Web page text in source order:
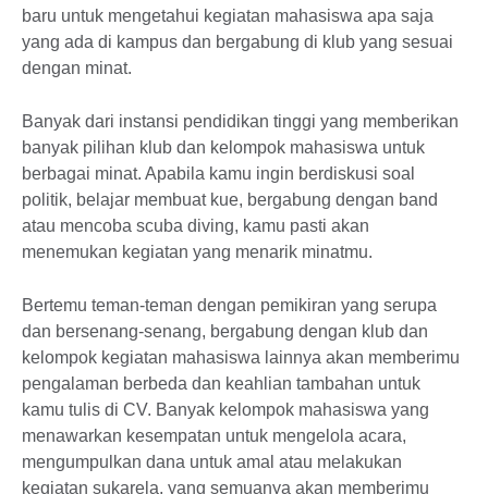
baru untuk mengetahui kegiatan mahasiswa apa saja
yang ada di kampus dan bergabung di klub yang sesuai
dengan minat.
Banyak dari instansi pendidikan tinggi yang memberikan
banyak pilihan klub dan kelompok mahasiswa untuk
berbagai minat. Apabila kamu ingin berdiskusi soal
politik, belajar membuat kue, bergabung dengan band
atau mencoba scuba diving, kamu pasti akan
menemukan kegiatan yang menarik minatmu.
Bertemu teman-teman dengan pemikiran yang serupa
dan bersenang-senang, bergabung dengan klub dan
kelompok kegiatan mahasiswa lainnya akan memberimu
pengalaman berbeda dan keahlian tambahan untuk
kamu tulis di CV. Banyak kelompok mahasiswa yang
menawarkan kesempatan untuk mengelola acara,
mengumpulkan dana untuk amal atau melakukan
kegiatan sukarela, yang semuanya akan memberimu